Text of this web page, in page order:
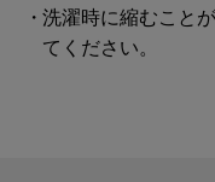
洗濯時に縮むこと
てください。